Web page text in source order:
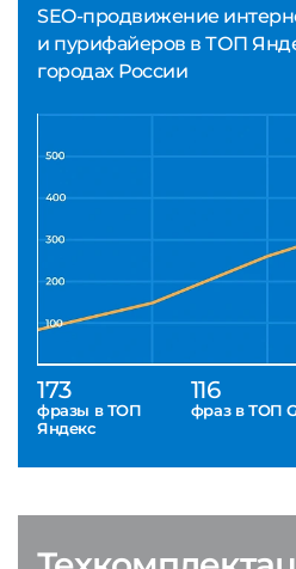
SEO-продвижение
и пурифайеров в ТОП
городах России
173
фразы в ТОП
Яндекс
116
фраз в ТОП